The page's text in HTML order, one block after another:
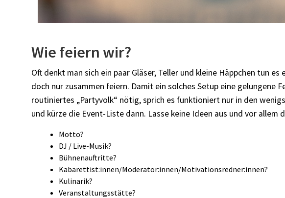
Wie feiern wir?
Oft denkt man sich ein paar Gläser, Teller und kleine Häppchen tun
doch nur zusammen feiern. Damit ein solches Setup eine gelungene
routiniertes „Partyvolk“ nötig, sprich es funktioniert nur in den
und kürze die Event-Liste dann. Lasse keine Ideen aus und vor
Motto?
DJ / Live-Musik?
Bühnenauftritte?
Kabarettist:innen/Moderator:innen/Motivationsredner:innen?
Kulinarik?
Veranstaltungsstätte?